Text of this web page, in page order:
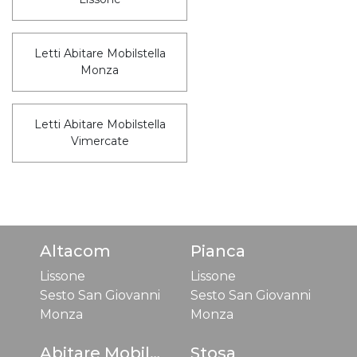
Letti Abitare Mobilstella
Monza
Letti Abitare Mobilstella
Vimercate
Altacom
Lissone
Sesto San Giovanni
Monza
Pianca
Lissone
Sesto San Giovanni
Monza
Abitare Mobilstella Stosa